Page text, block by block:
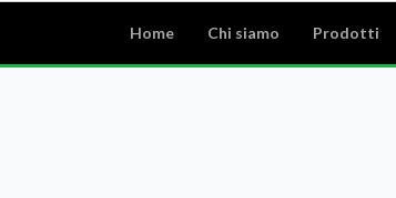
Home Chi siamo Prodotti